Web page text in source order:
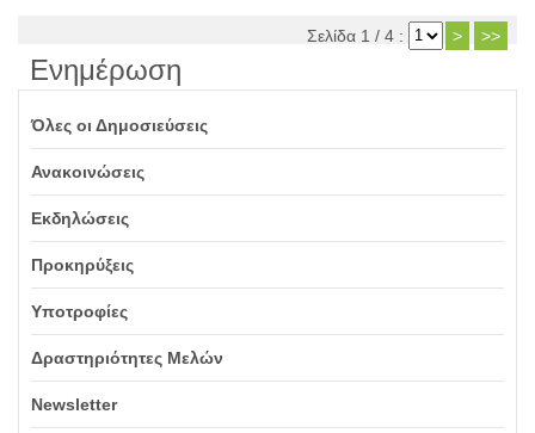
Σελίδα 1 / 4 : > >>
Ενημέρωση
Όλες οι Δημοσιεύσεις
Ανακοινώσεις
Εκδηλώσεις
Προκηρύξεις
Υποτροφίες
Δραστηριότητες Μελών
Newsletter